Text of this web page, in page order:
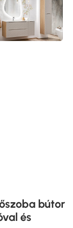
bútor
és